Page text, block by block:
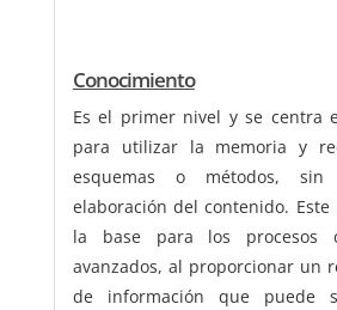
Conocimiento
Es el primer nivel y se centra
para utilizar la memoria y
esquemas o métodos, sin
elaboración del contenido.
la base para los procesos
avanzados, al proporcionar un
de información que puede